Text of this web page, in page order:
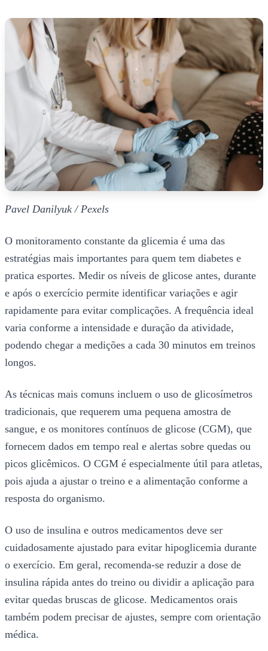
Pavel Danilyuk / Pexels
O monitoramento constante da glicemia é uma das
estratégias mais importantes para quem tem diabetes e
pratica esportes. Medir os níveis de glicose antes, durante
e após o exercício permite identificar variações e agir
rapidamente para evitar complicações. A frequência ideal
varia conforme a intensidade e duração da atividade,
podendo chegar a medições a cada 30 minutos em treinos
longos.
As técnicas mais comuns incluem o uso de glicosímetros
tradicionais, que requerem uma pequena amostra de
sangue, e os monitores contínuos de glicose (CGM), que
fornecem dados em tempo real e alertas sobre quedas ou
picos glicêmicos. O CGM é especialmente útil para atletas,
pois ajuda a ajustar o treino e a alimentação conforme a
resposta do organismo.
O uso de insulina e outros medicamentos deve ser
cuidadosamente ajustado para evitar hipoglicemia durante
o exercício. Em geral, recomenda-se reduzir a dose de
insulina rápida antes do treino ou dividir a aplicação para
evitar quedas bruscas de glicose. Medicamentos orais
também podem precisar de ajustes, sempre com orientação
médica.